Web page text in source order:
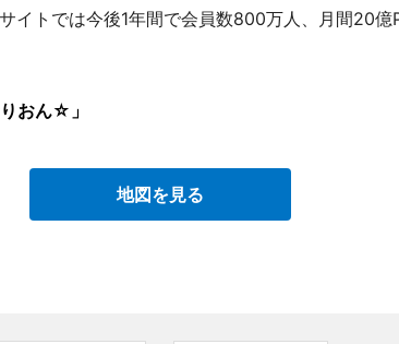
イトでは今後1年間で会員数800万人、月間20億
おん☆」
地図を見る